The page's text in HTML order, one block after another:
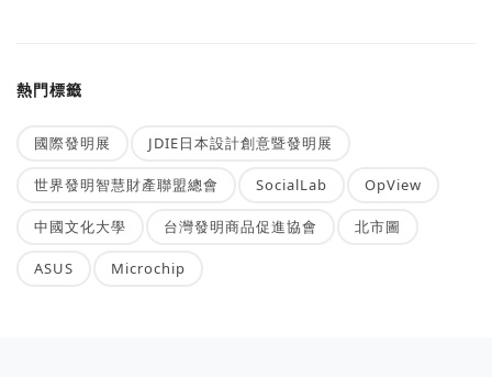
熱門標籤
國際發明展 JDIE日本設計創意暨發明展
世界發明智慧財產聯盟總會 SocialLab OpView
中國文化大學 台灣發明商品促進協會 北市圖
ASUS Microchip